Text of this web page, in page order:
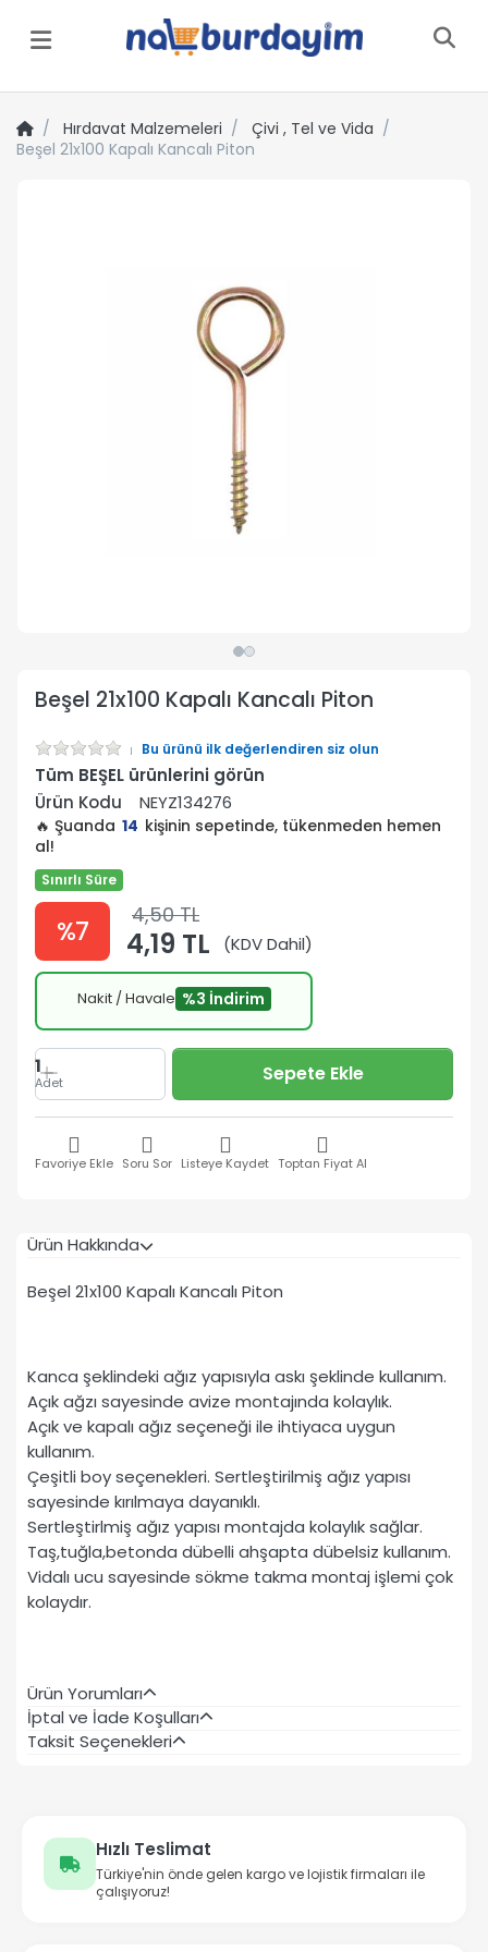
Menü
Hırdavat Malzemeleri
Çivi , Tel ve Vida
Beşel 21x100 Kapalı Kancalı Piton
Beşel 21x100 Kapalı Kancalı Piton
Bu ürünü ilk değerlendiren siz olun
Tüm BEŞEL ürünlerini görün
Ürün Kodu
NEYZ134276
🔥 Şuanda 14 kişinin sepetinde, tükenmeden hemen
al!
Sınırlı Süre
%7 4,50 TL
4,19 TL (KDV Dahil)
Nakit / Havale %3 İndirim
1
Adet Sepete Ekle
Favoriye Ekle Soru Sor Listeye Kaydet Toptan Fiyat Al
Ürün Hakkında
Beşel 21x100 Kapalı Kancalı Piton
Kanca şeklindeki ağız yapısıyla askı şeklinde kullanım.
Açık ağzı sayesinde avize montajında kolaylık.
Açık ve kapalı ağız seçeneği ile ihtiyaca uygun
kullanım.
Çeşitli boy seçenekleri. Sertleştirilmiş ağız yapısı
sayesinde kırılmaya dayanıklı.
Sertleştirlmiş ağız yapısı montajda kolaylık sağlar.
Taş,tuğla,betonda dübelli ahşapta dübelsiz kullanım.
Vidalı ucu sayesinde sökme takma montaj işlemi çok
kolaydır.
Ürün Yorumları
İptal ve İade Koşulları
Taksit Seçenekleri
Hızlı Teslimat
Türkiye'nin önde gelen kargo ve lojistik firmaları ile
çalışıyoruz!